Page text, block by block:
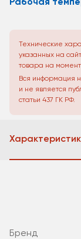
Рабочая
Технические
указанных на
товара на
Вся информация
и не является
статьи 437 ГК РФ.
Бренд